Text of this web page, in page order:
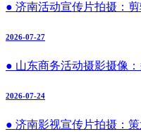
● 济南活动宣传片拍摄：
2026-07-27
● 山东商务活动摄影摄像
2026-07-24
● 济南影视宣传片拍摄：